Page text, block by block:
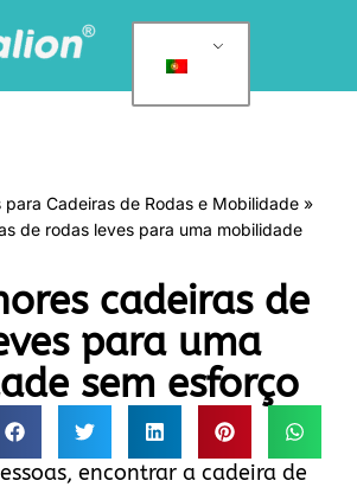
para Cadeiras de Rodas e Mobilidade
de rodas leves para uma mobilidade
cadeiras de
para uma
sem esforço
encontrar a cadeira de